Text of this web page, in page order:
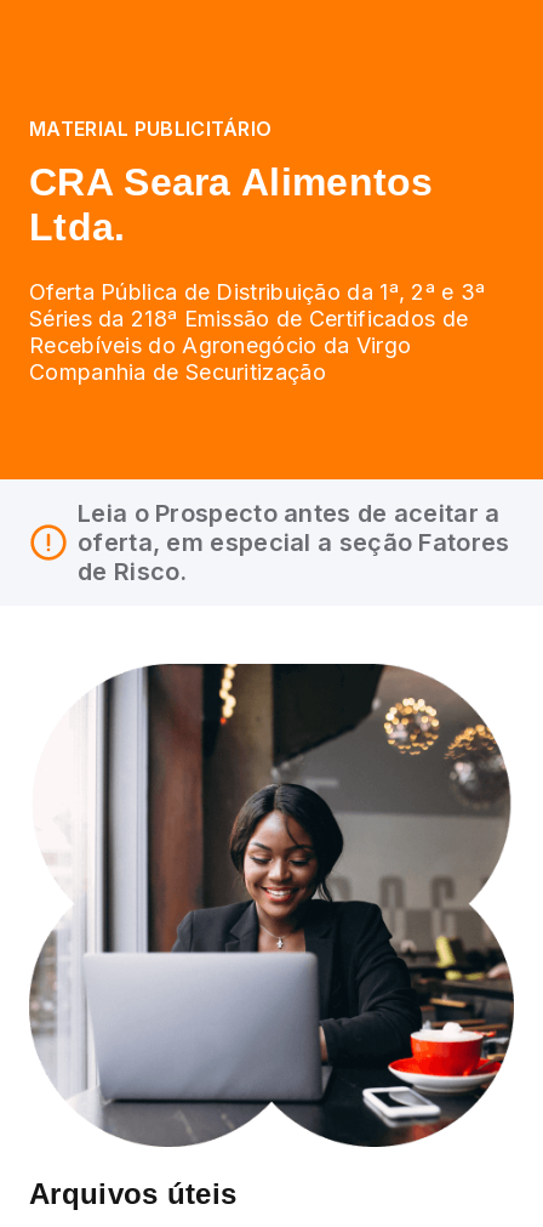
MATERIAL PUBLICITÁRIO
CRA Seara Alimentos
Ltda.
Oferta Pública de Distribuição da 1ª, 2ª e 3ª
Séries da 218ª Emissão de Certificados de
Recebíveis do Agronegócio da Virgo
Companhia de Securitização
Leia o Prospecto antes de aceitar a
oferta, em especial a seção Fatores
de Risco.
Arquivos úteis